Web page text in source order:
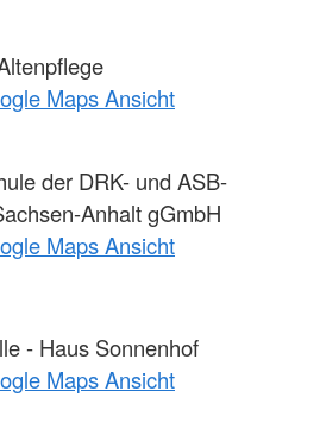
Maps Ansicht
der DRK- und ASB-
Anhalt gGmbH
Maps Ansicht
- Haus Sonnenhof
Maps Ansicht